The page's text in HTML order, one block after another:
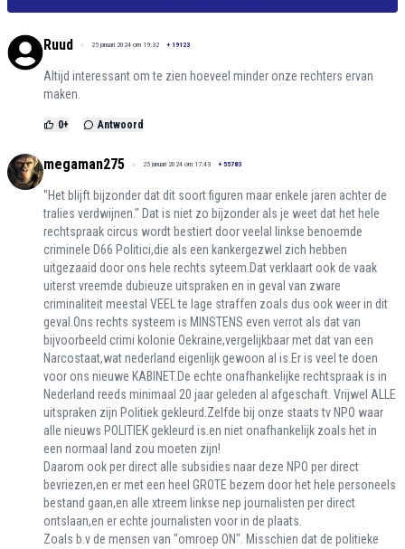
Ruud 25 januari 2024 om 19:32 + 19123
Altijd interessant om te zien hoeveel minder onze rechters ervan
maken.
0+ Antwoord
megaman275 25 januari 2024 om 17:43 + 55783
"Het blijft bijzonder dat dit soort figuren maar enkele jaren achter de
tralies verdwijnen." Dat is niet zo bijzonder als je weet dat het hele
rechtspraak circus wordt bestiert door veelal linkse benoemde
criminele D66 Politici,die als een kankergezwel zich hebben
uitgezaaid door ons hele rechts syteem.Dat verklaart ook de vaak
uiterst vreemde dubieuze uitspraken en in geval van zware
criminaliteit meestal VEEL te lage straffen zoals dus ook weer in dit
geval.Ons rechts systeem is MINSTENS even verrot als dat van
bijvoorbeeld crimi kolonie Oekraine,vergelijkbaar met dat van een
Narcostaat,wat nederland eigenlijk gewoon al is.Er is veel te doen
voor ons nieuwe KABINET.De echte onafhankelijke rechtspraak is in
Nederland reeds minimaal 20 jaar geleden al afgeschaft. Vrijwel ALLE
uitspraken zijn Politiek gekleurd.Zelfde bij onze staats tv NPO waar
alle nieuws POLITIEK gekleurd is.en niet onafhankelijk zoals het in
een normaal land zou moeten zijn!
Daarom ook per direct alle subsidies naar deze NPO per direct
bevriezen,en er met een heel GROTE bezem door het hele personeels
bestand gaan,en alle xtreem linkse nep journalisten per direct
ontslaan,en er echte journalisten voor in de plaats.
Zoals b.v de mensen van "omroep ON". Misschien dat de politieke